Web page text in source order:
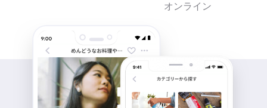
オンライン